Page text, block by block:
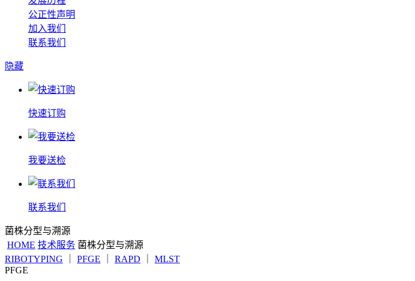
公正性声明
加入我们
联系我们
隐藏
快速订购
我要送检
联系我们
菌株分型与溯源
HOME 技术服务 菌株分型与溯源
RIBOTYPING
PFGE RAPD
MLST
PFGE